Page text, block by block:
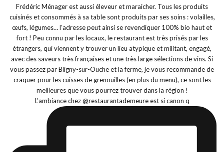
L’ambiance chez @restaurantademeure est si canon q